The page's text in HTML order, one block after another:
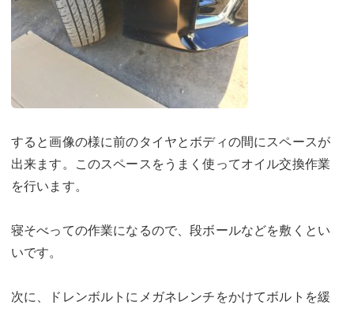
すると画像の様に前のタイヤとボディの間にスペースが
出来ます。このスペースをうまく使ってオイル交換作業
を行います。
寝そべっての作業になるので、段ボールなどを敷くとい
いです。
次に、ドレンボルトにメガネレンチをかけてボルトを緩